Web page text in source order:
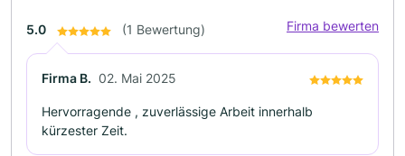
5.0 (1 Bewertung) Firma bewerten
Firma B. 02. Mai 2025
Hervorragende , zuverlässige Arbeit innerhalb
kürzester Zeit.